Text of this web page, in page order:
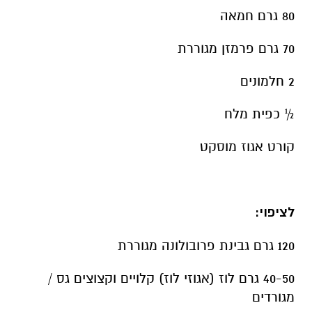
80 גרם חמאה
70 גרם פרמזן מגוררת
2 חלמונים
½ כפית מלח
קורט אגוז מוסקט
לציפוי:
120 גרם גבינת פרובולונה מגוררת
40-50 גרם לוז (אגוזי לוז) קלויים וקצוצים גס /
מגורדים